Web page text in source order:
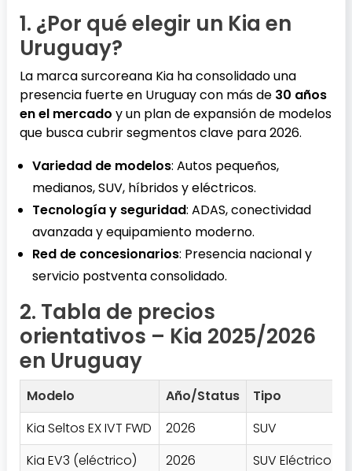
1. ¿Por qué elegir un Kia en
Uruguay?
La marca surcoreana Kia ha consolidado una
presencia fuerte en Uruguay con más de 30 años
en el mercado y un plan de expansión de modelos
que busca cubrir segmentos clave para 2026.
Variedad de modelos: Autos pequeños,
medianos, SUV, híbridos y eléctricos.
Tecnología y seguridad: ADAS, conectividad
avanzada y equipamiento moderno.
Red de concesionarios: Presencia nacional y
servicio postventa consolidado.
2. Tabla de precios
orientativos – Kia 2025/2026
en Uruguay
Modelo Año/Status
Tipo
Kia Seltos EX IVT FWD
2026
SUV
Kia EV3 (eléctrico)
2026
SUV Eléctrico